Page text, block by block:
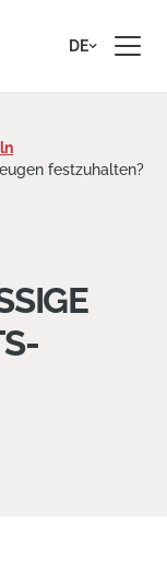
DE
festzuhalten?